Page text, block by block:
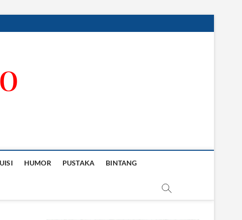
HUMOR PUSTAKA BINTANG